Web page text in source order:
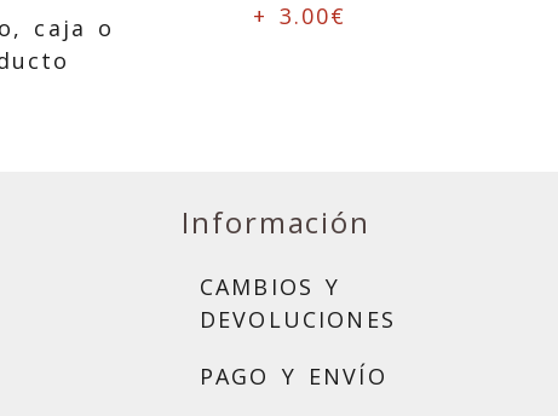
caja o
+ 3.00€
Información
CAMBIOS Y
DEVOLUCIONES
PAGO Y ENVÍO